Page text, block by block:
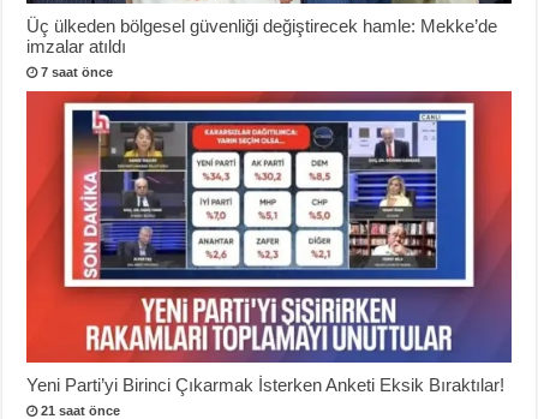
Üç ülkeden bölgesel güvenliği değiştirecek hamle: Mekke’de
imzalar atıldı
7 saat önce
Yeni Parti’yi Birinci Çıkarmak İsterken Anketi Eksik Bıraktılar!
21 saat önce